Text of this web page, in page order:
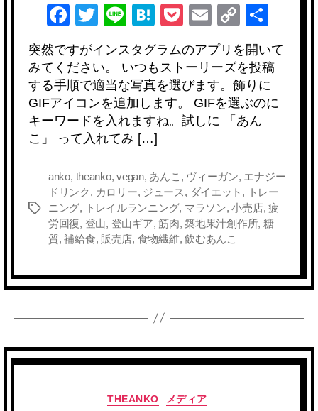
F
c
e
b
o
o
k
T
tt
er
Li
n
e
H
e
n
a
P
ck
et
E
m
ail
C
o
p
y
Li
n
共
突然ですがインスタグラムのアプリを開いて
みてください。 いつもストーリーズを投稿
する手順で適当な写真を選びます。飾りに
GIFアイコンを追加します。 GIFを選ぶのに
キーワードを入れますね。試しに 「あん
こ」 って入れてみ […]
タ
anko, theanko,vegan, あんこ , ヴィーガン, エナジー
ドリンク , カロリー, ジュース, ダイエット , トレー
ニング, トレイルランニング, マラソン,小売店,疲
労回復, 登山, 登山ギア, 筋肉,築地果汁創作所, 糖
質,補給食, 販売店, 食物繊維,飲むあんこ
カ
THEANKO メディア